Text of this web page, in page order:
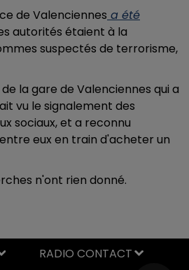
de Valenciennes a été
autorités étaient à la
suspectés de terrorisme,
la gare de Valenciennes qui a
vu le signalement des
sociaux, et a reconnu
eux en train d'acheter un
n'ont rien donné.
RADIO CONTACT